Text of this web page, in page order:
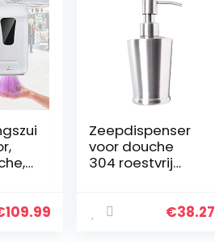
109.99
Zeepdispenser
voor douche
304 roestvrij
Sanitizer Fles
€38.27